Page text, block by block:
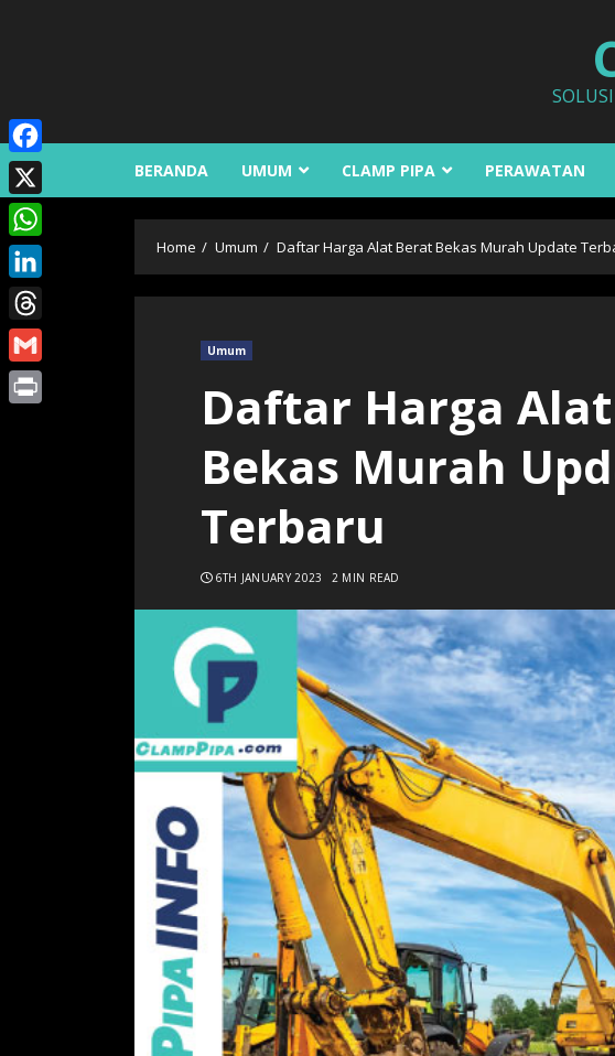
BERANDA UMUM CLAMP PIPA PERAWATAN
Home Umum Daftar Harga Alat Berat Bekas Murah Update
Umum
Daftar Harga
Bekas Murah
Terbaru
6TH JANUARY 2023 2 MIN READ
Facebook
X
WhatsApp
LinkedIn
Threads
Gmail